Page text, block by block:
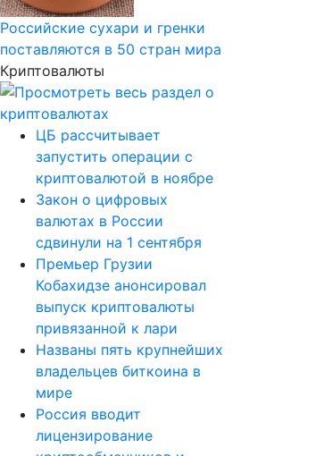
Российские сухари и гренки
поставляются в 50 стран мира
Криптовалюты
ЦБ рассчитывает
запустить операции с
криптовалютой в ноябре
Закон о цифровых
валютах в России
сдвинули на 1 сентября
Премьер Грузии
Кобахидзе анонсировал
выпуск криптовалюты
привязанной к лари
Названы пять крупнейших
владельцев биткоина в
мире
Россия вводит
лицензирование